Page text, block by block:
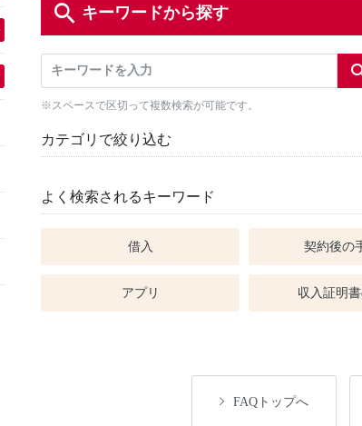
キーワードから探す
※スペースで区切って複数検索が可能です。
カテゴリで絞り込む
よく検索されるキーワード
借入 契約後の
アプリ 収入証明
FAQトップへ